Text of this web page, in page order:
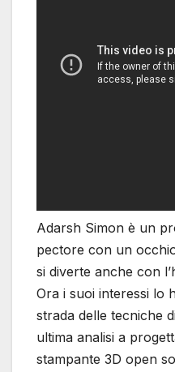
Adarsh ​​Simon è un
pectore con un
si diverte anche con
Ora i suoi interessi lo
strada delle tecniche
ultima analisi a
stampante 3D open